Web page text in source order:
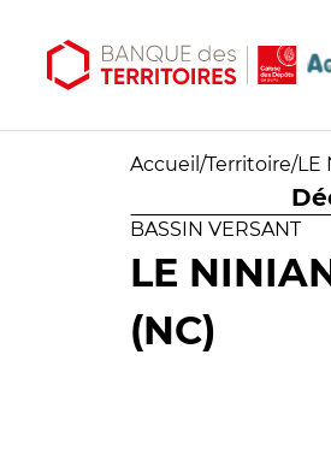
Accueil /Territoire/LE
BASSIN VERSANT
LE
(NC)